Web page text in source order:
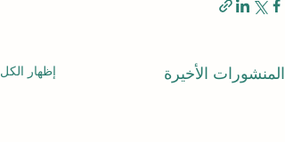
المنشورات الأخيرة إظهار الكل